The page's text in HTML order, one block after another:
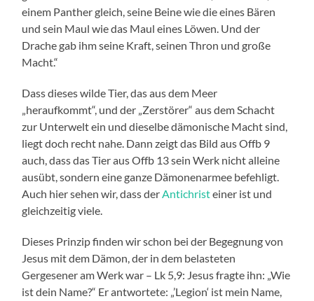
einem Panther gleich, seine Beine wie die eines Bären
und sein Maul wie das Maul eines Löwen. Und der
Drache gab ihm seine Kraft, seinen Thron und große
Macht.“
Dass dieses wilde Tier, das aus dem Meer
„heraufkommt“, und der „Zerstörer“ aus dem Schacht
zur Unterwelt ein und dieselbe dämonische Macht sind,
liegt doch recht nahe. Dann zeigt das Bild aus Offb 9
auch, dass das Tier aus Offb 13 sein Werk nicht alleine
ausübt, sondern eine ganze Dämonenarmee befehligt.
Auch hier sehen wir, dass derAntichristeiner ist und
gleichzeitig viele.
Dieses Prinzip finden wir schon bei der Begegnung von
Jesus mit dem Dämon, der in dem belasteten
Gergesener am Werk war – Lk 5,9: Jesus fragte ihn: „Wie
ist dein Name?“ Er antwortete: „’Legion‘ ist mein Name,